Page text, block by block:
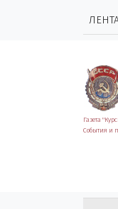
Газета
События и